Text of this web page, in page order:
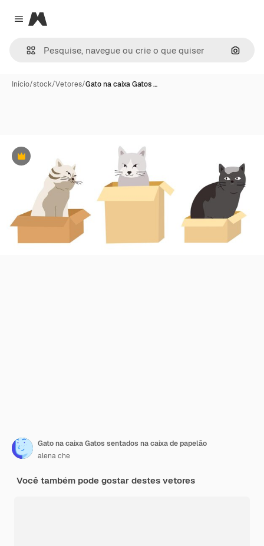
Close menu
Magnific
Início/stock/Vetores/Gato na caixa Gatos …
Premium
Gato na caixa Gatos sentados na caixa de papelão
alena che
Você também pode gostar destes vetores